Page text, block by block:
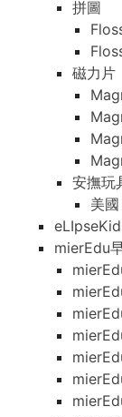
拼圖
磁力片
安撫玩
美
mierEdu